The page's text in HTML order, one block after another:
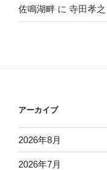
佐鳴湖畔 に 寺田孝之
アーカイブ
2026年8月
2026年7月